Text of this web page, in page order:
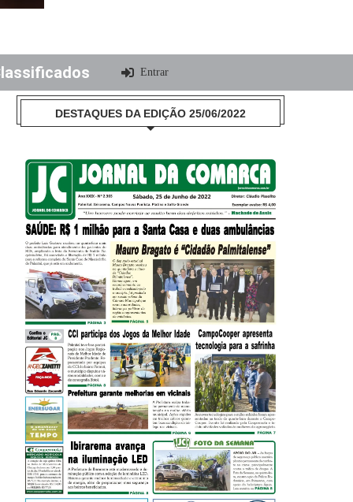
Entrar
DESTAQUES DA EDIÇÃO 25/06/2022